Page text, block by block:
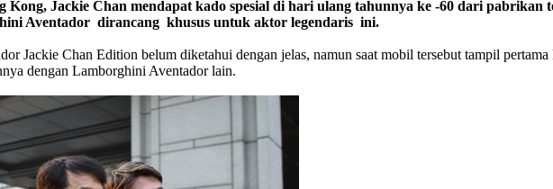
Jackie Chan mendapat kado spesial di hari ulang tahunnya ke -60 dari
Aventador dirancang khusus untuk aktor legendaris ini.
Jackie Chan Edition belum diketahui dengan jelas, namun saat mobil tersebut tampil
dengan Lamborghini Aventador lain.